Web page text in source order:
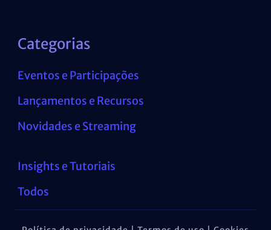
Categorias
Eventos e Participações
Lançamentos e Recursos
Novidades e Streaming
Insights e Tutoriais
Todos